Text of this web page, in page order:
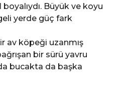
boyalıydı. Büyük ve koyu
yerde güç fark
av köpeği uzanmış
bir sürü yavru
bucakta da başka